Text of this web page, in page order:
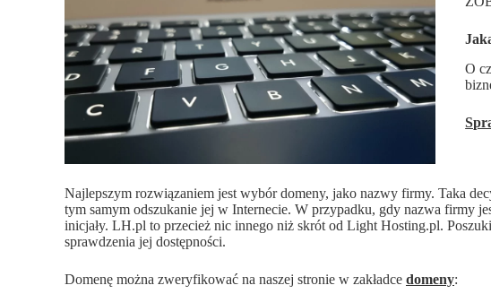
O
Najlepszym rozwiązaniem jest wybór domeny, jako nazwy firmy. Taka
tym samym odszukanie jej w Internecie. W przypadku, gdy nazwa firmy
inicjały. LH.pl to przecież nic innego niż skrót od Light Hosting.pl.
sprawdzenia jej dostępności.
Domenę można zweryfikować na naszej stronie w zakładce domeny: